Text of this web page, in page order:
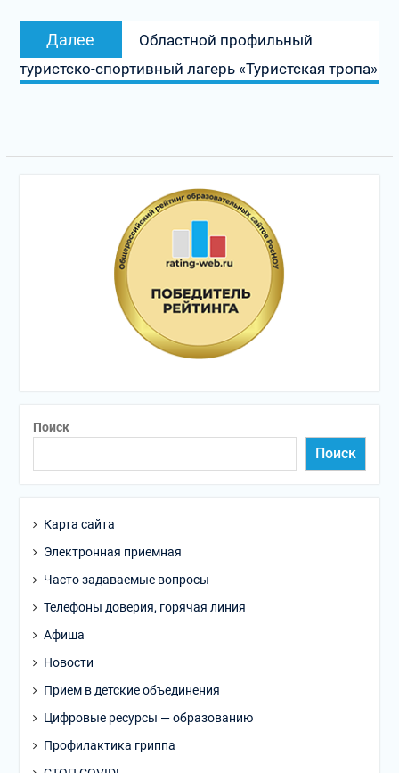
Далее
Следующая
запись:
Областной профильный
туристско-спортивный лагерь «Туристская тропа»
Поиск
Поиск
Карта сайта
Электронная приемная
Часто задаваемые вопросы
Телефоны доверия, горячая линия
Афиша
Новости
Прием в детские объединения
Цифровые ресурсы — образованию
Профилактика гриппа